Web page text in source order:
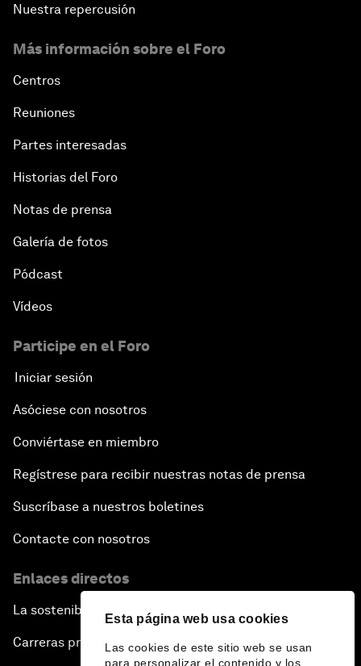
Esta página web usa cookies
Las cookies de este sitio web se usan
para personalizar el contenido y los
Nuestra repercusión
Más información sobre el Foro
Centros
Reuniones
Partes interesadas
Historias del Foro
Notas de prensa
Galería de fotos
Pódcast
Vídeos
Participe en el Foro
Iniciar sesión
Asóciese con nosotros
Conviértase en miembro
Regístrese para recibir nuestras notas de prensa
Suscríbase a nuestros boletines
Contacte con nosotros
Enlaces directos
La sostenibilidad en el Foro
Carreras profesionales